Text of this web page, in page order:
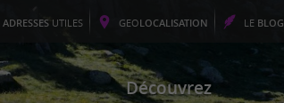
ADRESSES UTILES GEOLOCALISATION LE BLOG
Découvrez